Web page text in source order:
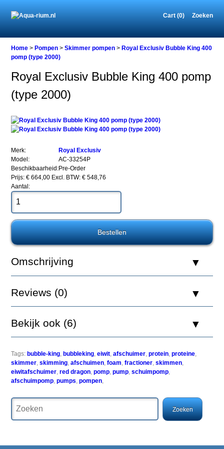
Cart (0) Zoeken
Home
Pompen
Skimmer
pompen
Exclusiv
Bubble
pomp
(type
2000)
Exclusiv
400
(type
De
Home >Pompen >Skimmer pompen >Royal Exclusiv Bubble King 400
pomp (type 2000)
Royal Exclusiv Bubble King 400 pomp
(type 2000)
Merk:
Royal Exclusiv
Model:
AC-33254P
Beschikbaarheid:Pre-Order
Prijs: € 664,00 Excl. BTW: € 548,76
Aantal:
Omschrijving
Reviews (0)
Bekijk ook (6)
Tags: bubble-king, bubbleking,eiwit,afschuimer,protein,proteine,
skimmer,skimming,afschuimen,foam,fractioner,skimmen,
eiwitafschuimer,red dragon,pomp,pump,schuimpomp,
afschuimpomp,pumps,pompen,